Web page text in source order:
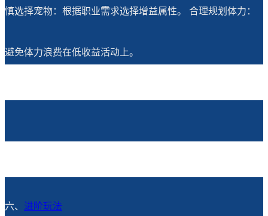
慎选择宠物：根据职业需求选择增益属性。 合理规划体力：
避免体力浪费在低收益活动上。
六、 进阶玩法